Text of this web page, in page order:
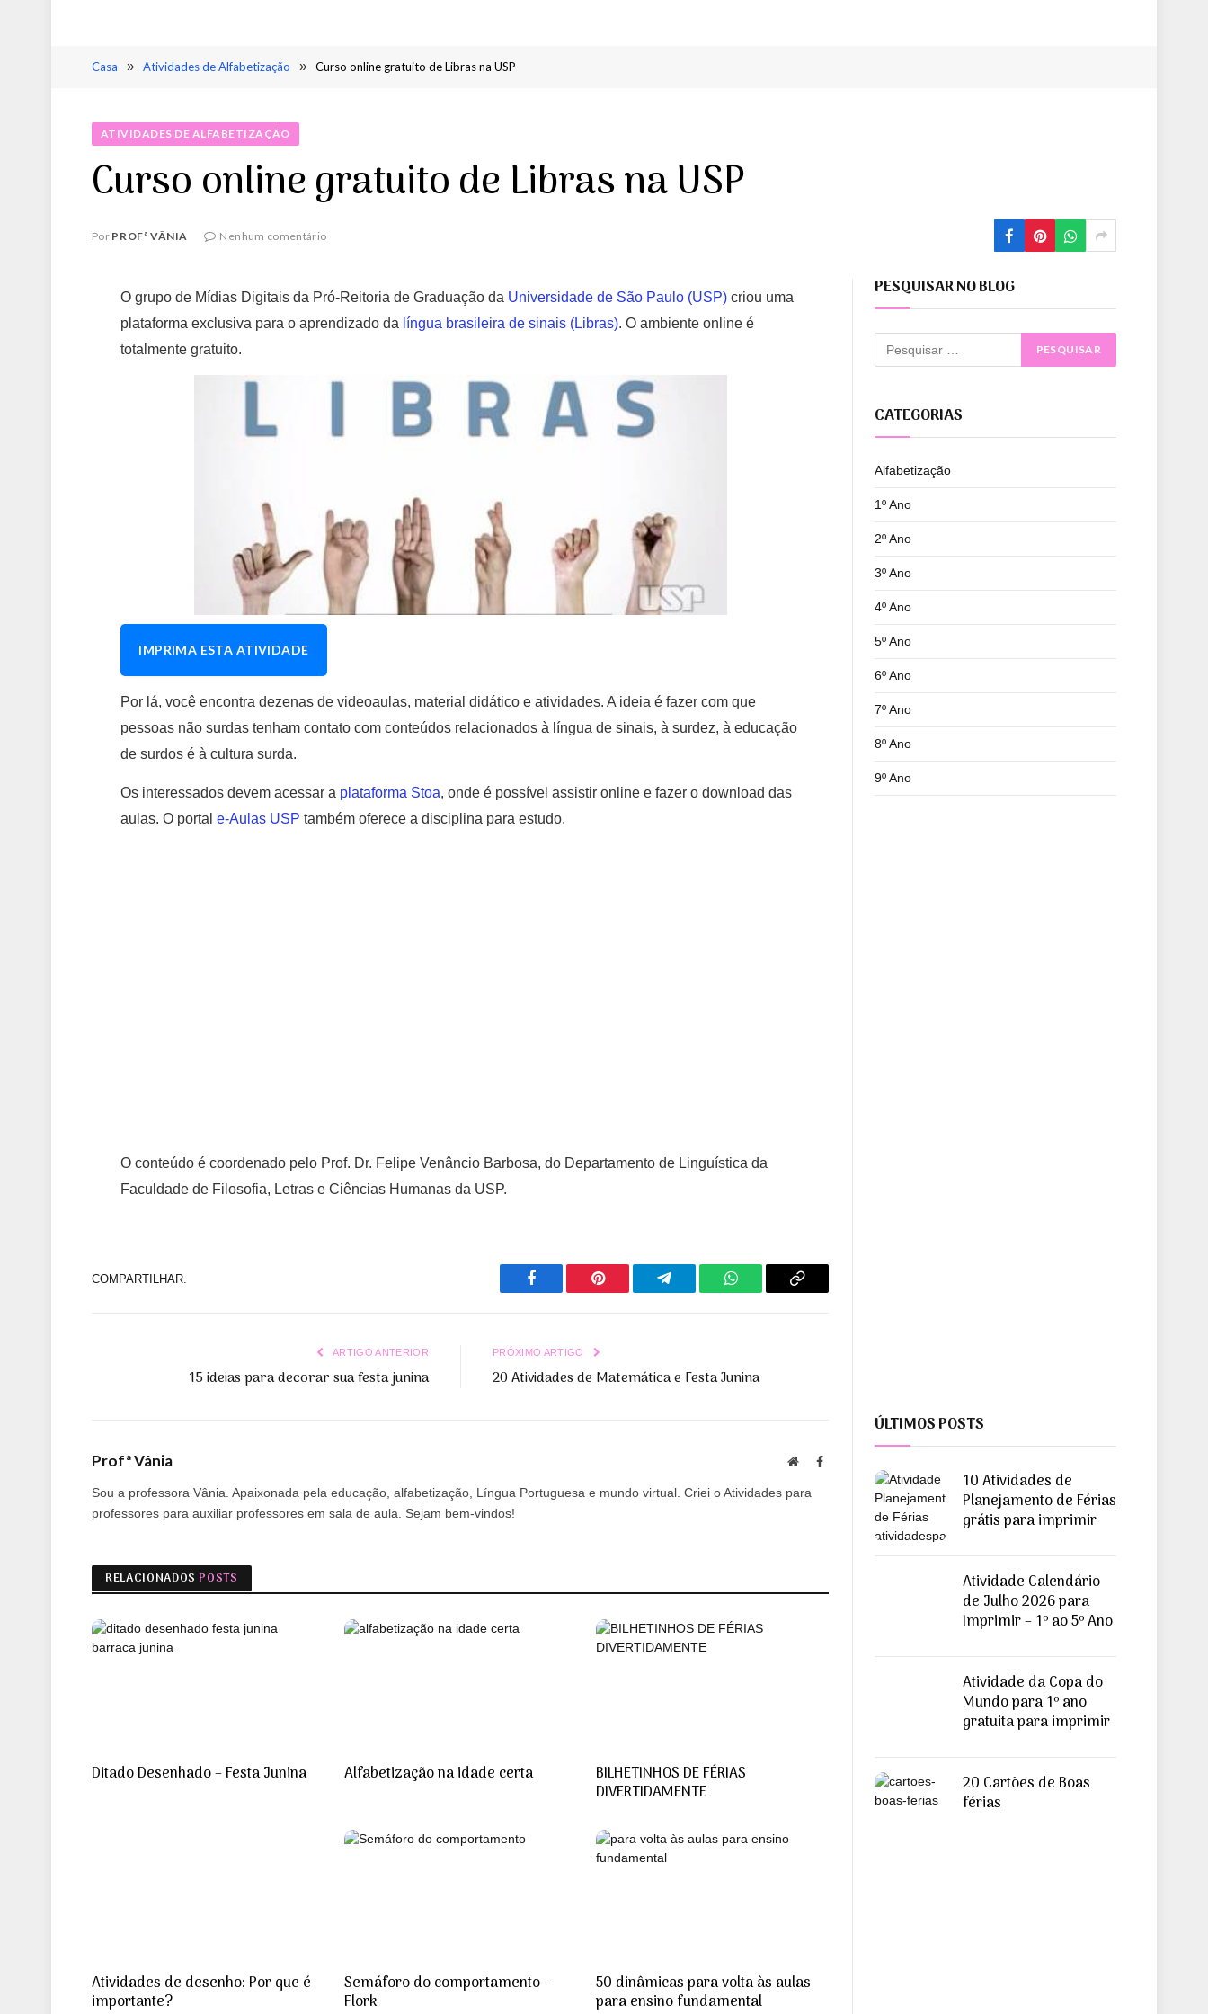
Casa » Atividades de Alfabetização » Curso online gratuito de Libras na USP
ATIVIDADES DE ALFABETIZAÇÃO
Curso online gratuito de Libras na USP
Por PROFª VÂNIA Nenhum comentário
O grupo de Mídias Digitais da Pró-Reitoria de Graduação da Universidade de São Paulo (USP) criou uma
plataforma exclusiva para o aprendizado da língua brasileira de sinais (Libras). O ambiente online é
totalmente gratuito.
IMPRIMA ESTA ATIVIDADE
Por lá, você encontra dezenas de videoaulas, material didático e atividades. A ideia é fazer com que
pessoas não surdas tenham contato com conteúdos relacionados à língua de sinais, à surdez, à educação
de surdos é à cultura surda.
Os interessados devem acessar a plataforma Stoa, onde é possível assistir online e fazer o download das
aulas. O portale-Aulas USP também oferece a disciplina para estudo.
O conteúdo é coordenado pelo Prof. Dr. Felipe Venâncio Barbosa, do Departamento de Linguística da
Faculdade de Filosofia, Letras e Ciências Humanas da USP.
COMPARTILHAR.
Facebook Pinterest TelegramaWhatsAppCopiar
ARTIGO ANTERIOR
15 ideias para decorar sua festa junina
PRÓXIMO ARTIGO
20 Atividades de Matemática e Festa Junina
Profª Vânia Site Facebook
Sou a professora Vânia. Apaixonada pela educação, alfabetização, Língua Portuguesa e mundo virtual. Criei o Atividades para
professores para auxiliar professores em sala de aula. Sejam bem-vindos!
RELACIONADOS POSTS
Ditado Desenhado – Festa Junina Alfabetização na idade certa
BILHETINHOS DE FÉRIAS
DIVERTIDAMENTE
Atividades de desenho: Por que é
importante?
Semáforo do comportamento –
Flork
50 dinâmicas para volta às aulas
para ensino fundamental
PESQUISAR NO BLOG
CATEGORIAS
Alfabetização
1º Ano
2º Ano
3º Ano
4º Ano
5º Ano
6º Ano
7º Ano
8º Ano
9º Ano
ÚLTIMOS POSTS
10 Atividades de
Planejamento de Férias
grátis para imprimir
Atividade Calendário
de Julho 2026 para
Imprimir – 1º ao 5º Ano
Atividade da Copa do
Mundo para 1º ano
gratuita para imprimir
20 Cartões de Boas
férias